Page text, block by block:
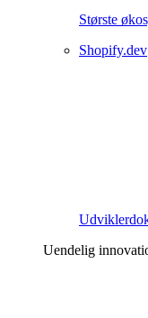
Største
Shopify.dev
Uendelig